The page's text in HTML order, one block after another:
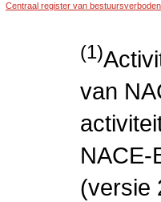
Centraal register van
(1)
van
NACE-
(versie